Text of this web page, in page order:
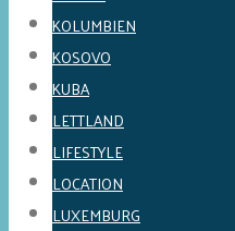
KOLUMBIEN
KOSOVO
KUBA
LETTLAND
LIFESTYLE
LOCATION
LUXEMBURG